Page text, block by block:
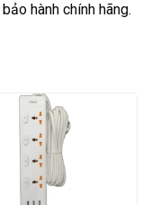
hành chính hãng.